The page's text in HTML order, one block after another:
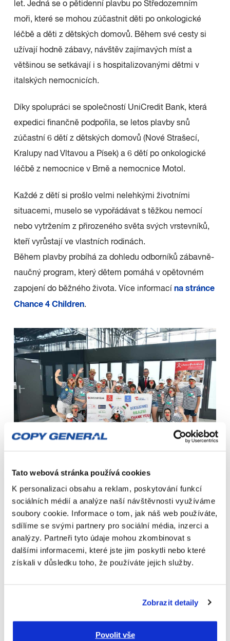
Tato webová stránka používá cookies
K personalizaci obsahu a reklam, poskytování funkcí
sociálních médií a analýze naší návštěvnosti využíváme
soubory cookie. Informace o tom, jak náš web používáte,
sdílíme se svými partnery pro sociální média, inzerci a
analýzy. Partneři tyto údaje mohou zkombinovat s
dalšími informacemi, které jste jim poskytli nebo které
získali v důsledku toho, že používáte jejich služby.
Zobrazit detaily
Povolit vše
let. Jedná se o pětidenní plavbu po Středozemním
moři, které se mohou zúčastnit děti po onkologické
léčbě a děti z dětských domovů. Během své cesty si
užívají hodně zábavy, návštěv zajímavých míst a
většinou se setkávají i s hospitalizovanými dětmi v
italských nemocnicích.
Díky spolupráci se společností UniCredit Bank, která
expedici finančně podpořila, se letos plavby snů
zúčastní 6 dětí z dětských domovů (Nové Strašecí,
Kralupy nad Vltavou a Písek) a 6 dětí po onkologické
léčbě z nemocnice v Brně a nemocnice Motol.
Každé z dětí si prošlo velmi nelehkými životními
situacemi, muselo se vypořádávat s těžkou nemocí
nebo vytržením z přirozeného světa svých vrstevníků,
kteří vyrůstají ve vlastních rodinách.
Během plavby probíhá za dohledu odborníků zábavně-
naučný program, který dětem pomáhá v opětovném
zapojení do běžného života. Více informací na stránce
Chance 4 Children.
Zdroj fotografie: www.facebook.com/expedicesnaveitalia/
Všem dětem přejeme šťastnou plavbu a spoustu
skvělých zážitků!